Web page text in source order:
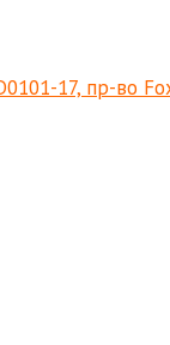
17, пр-во